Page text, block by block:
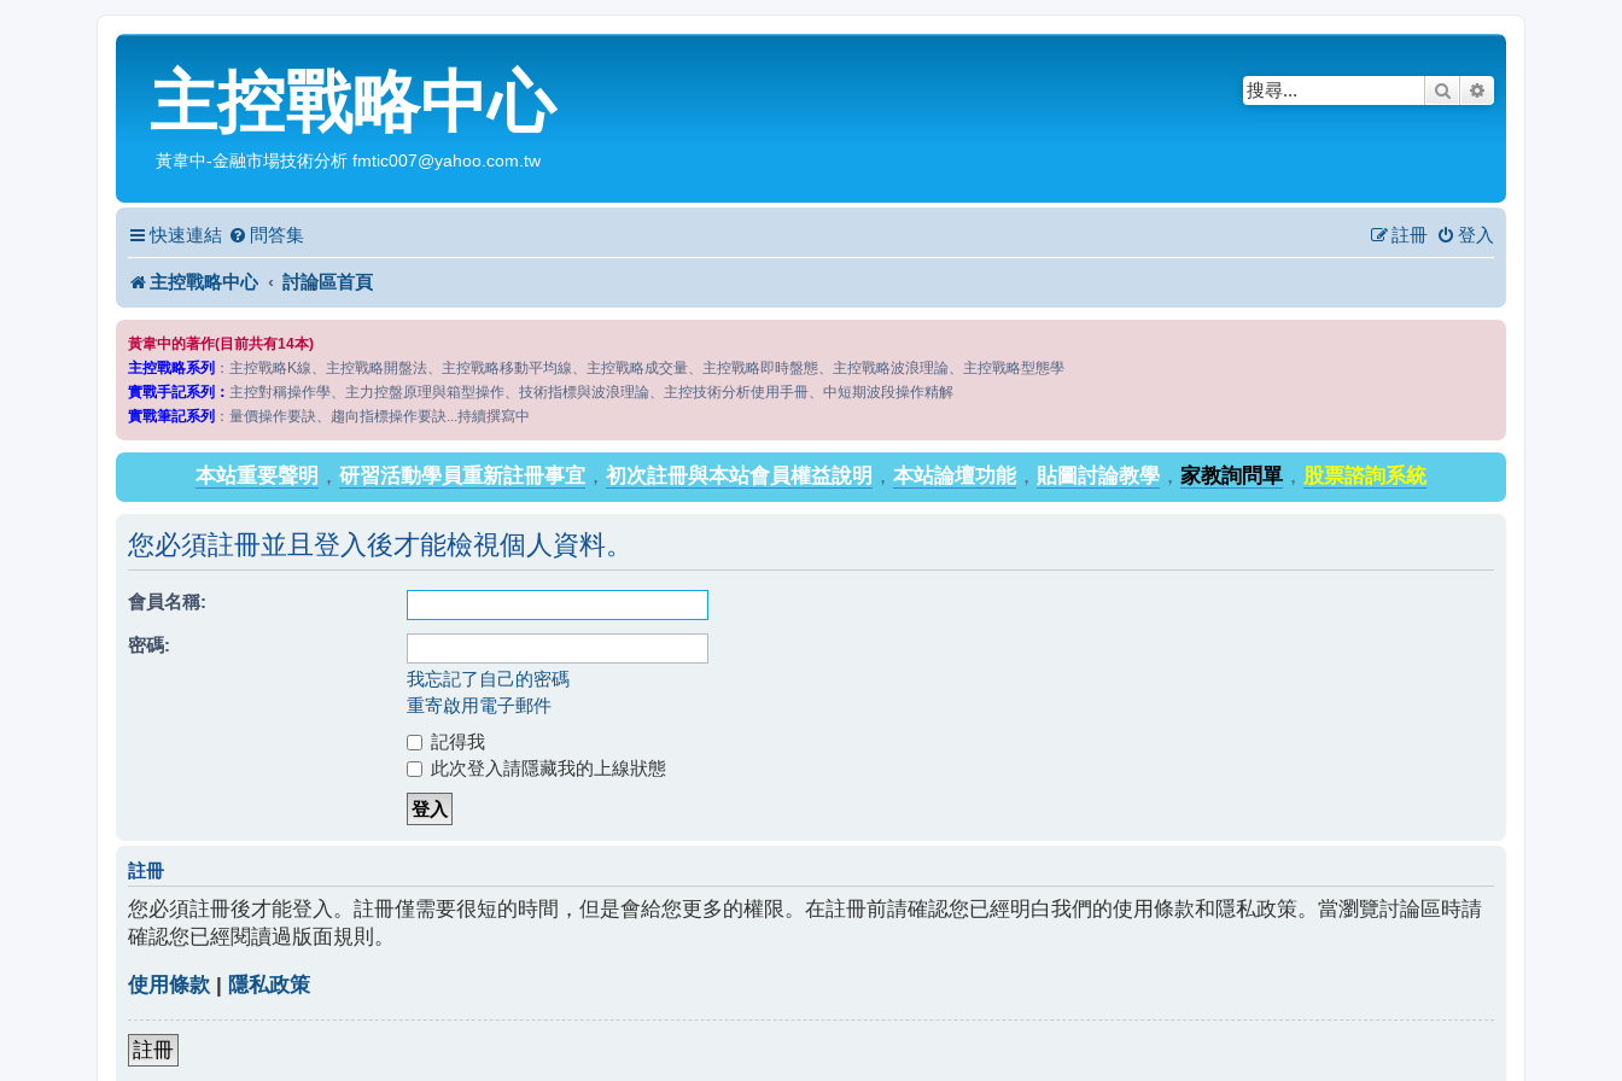
主控戰略中心
黃韋中-金融市場技術分析 fmtic007@yahoo.com.tw
搜尋
快速連結 問答集 登入
註冊
主控戰略中心 討論區首頁
黃韋中的著作(目前共有14本)
主控戰略系列 ：主控戰略K線、主控戰略開盤法、主控戰略移動平均線、主控戰略成交量、主控戰略即時盤態、主控戰略波浪理論、主控戰略型態學
實戰手記系列： 主控對稱操作學、主力控盤原理與箱型操作、技術指標與波浪理論、主控技術分析使用手冊、中短期波段操作精解
實戰筆記系列 ：量價操作要訣、趨向指標操作要訣...持續撰寫中
本站重要聲明 ， 研習活動學員重新註冊事宜 ， 初次註冊與本站會員權益說明 ， 本站論壇功能， 貼圖討論教學 ， 家教詢問單 ， 股票諮詢系統
您必須註冊並且登入後才能檢視個人資料。
會員名稱:
密碼:
我忘記了自己的密碼
重寄啟用電子郵件
記得我
此次登入請隱藏我的上線狀態
註冊
您必須註冊後才能登入。註冊僅需要很短的時間，但是會給您更多的權限。在註冊前請確認您已經明白我們的使用條款和隱私政策。當瀏覽討論區時請
確認您已經閱讀過版面規則。
使用條款 | 隱私政策
註冊